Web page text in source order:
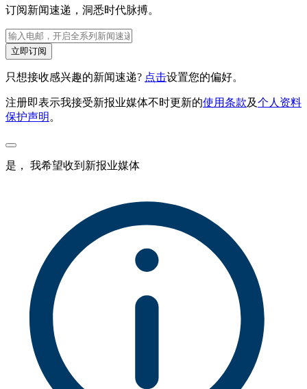
订阅新闻速递，洞悉时代脉搏。
立即订阅
只想接收感兴趣的新闻速递? 点击设置您的偏好。
注册即表示我接受新报业媒体不时更新的使用条款及个人资料
保护声明 。
是， 我希望收到新报业媒体